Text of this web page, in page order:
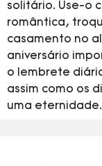
solitário. Use-o
romântica,
casamento no
aniversário
o lembrete
assim como os
uma eternidade.